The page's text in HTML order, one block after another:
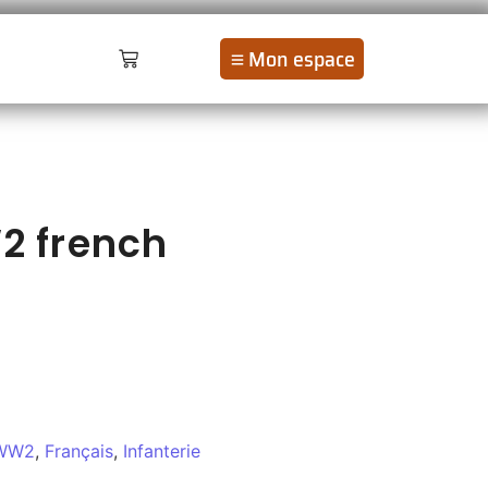
Mon espace
french
, Français, Infanterie